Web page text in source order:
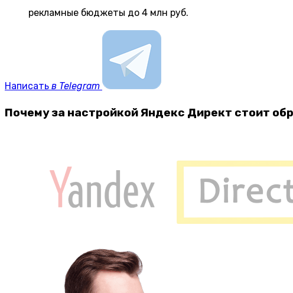
рекламные бюджеты до 4 млн руб.
Написать в Telegram
Почему за настройкой Яндекс Директ стоит